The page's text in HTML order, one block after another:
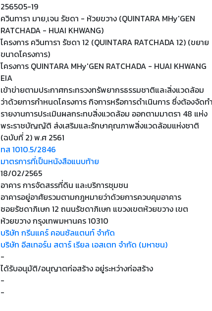
256505-19
ควินทารา มาย,เจน รัชดา - ห้วยขวาง (QUINTARA MHy'GEN
RATCHADA - HUAI KHWANG)
โครงการ ควินทารา รัชดา 12 (QUINTARA RATCHADA 12) (ขยาย
ขนาดโครงการ)
โครงการ QUINTARA MHy'GEN RATCHADA - HUAI KHWANG
EIA
เข้าข่ายตามประกาศกระทรวงทรัพยากรธรรมชาติและสิ่งแวดล้อม
ว่าด้วยการกำหนดโครงการ กิจการหรือการดำเนินการ ซึ่งต้องจัดทำ
รายงานการประเมินผลกระทบสิ่งแวดล้อม ออกตามมาตรา 48 แห่ง
พระราชบัญญัติ ส่งเสริมและรักษาคุณภาพสิ่งแวดล้อมแห่งชาติ
(ฉบับที่ 2) พ.ศ 2561
ทส 1010.5/2846
มาตรการที่เป็นหนังสือแนบท้าย
18/02/2565
อาคาร การจัดสรรที่ดิน และบริการชุมชน
อาคารอยู่อาศัยรวมตามกฎหมายว่าด้วยการควบคุมอาคาร
ซอยรัชดาภิเษก 12 ถนนรัชดาภิเษก แขวงเขตห้วยขวาง เขต
ห้วยขวาง กรุงเทพมหานคร 10310
บริษัท กรีนแคร์ คอนซัลแตนท์ จำกัด
บริษัท อีสเทอร์น สตาร์ เรียล เอสเตท จำกัด (มหาชน)
-
ได้รับอนุมัติ/อนุญาตก่อสร้าง อยู่ระหว่างก่อสร้าง
-
-